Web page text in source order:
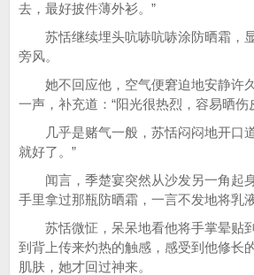
去，最好披件薄外衫。”
苏恬继续埋头吭哧吭哧涂防晒霜，
旁风。
她不回应他，空气便窘迫地安静许
一声，补充道：“阳光很热烈，容易晒伤
几乎是赌气一般，苏恬闷闷地开口道
就好了。”
闻言，季楚宴突然从沙发另一角起
手里拿过那瓶防晒霜，一言不发地将乳
苏恬微怔，呆呆地看他将手掌晕贴
到背上传来灼热的触感，感受到他修长
肌肤，她才回过神来。